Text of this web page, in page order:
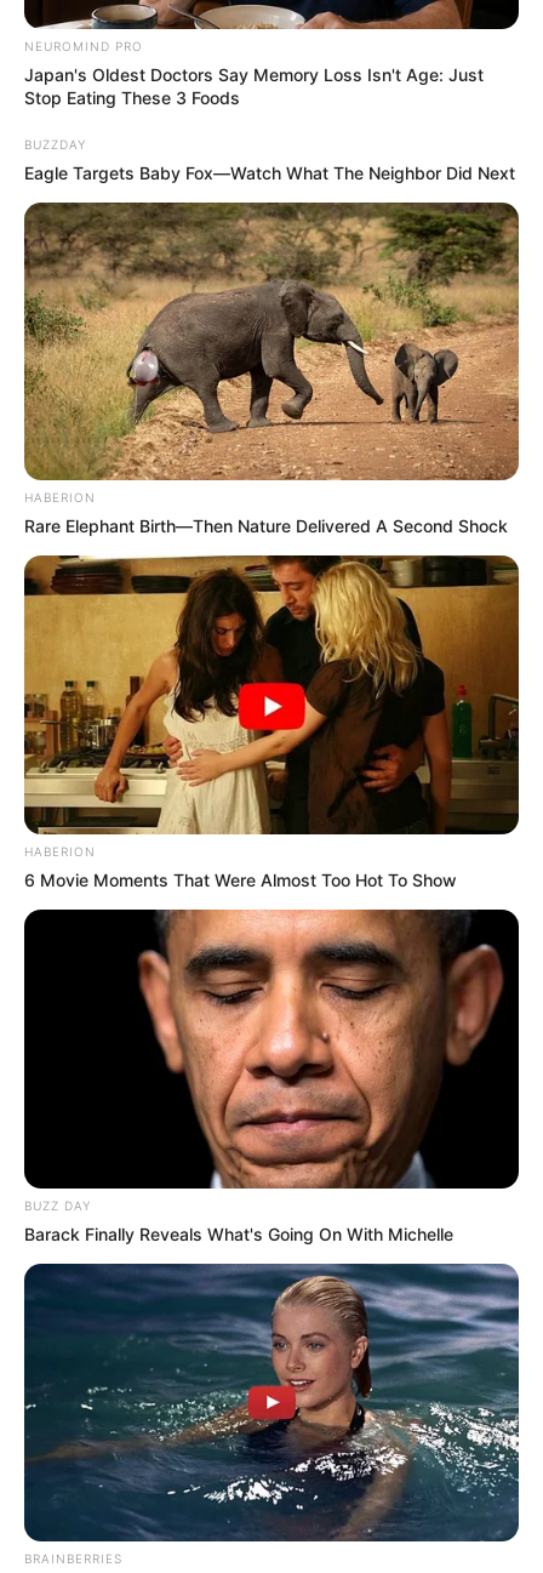
NEUROMIND PRO
Japan's Oldest Doctors Say Memory Loss Isn't Age: Just
Stop Eating These 3 Foods
BUZZDAY
Eagle Targets Baby Fox—Watch What The Neighbor Did Next
HABERION
Rare Elephant Birth—Then Nature Delivered A Second Shock
HABERION
6 Movie Moments That Were Almost Too Hot To Show
BUZZ DAY
Barack Finally Reveals What's Going On With Michelle
BRAINBERRIES